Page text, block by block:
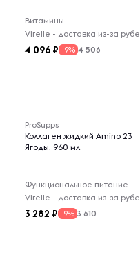
Витамины
4 096 -9% 4 506
ProSupps
Коллаген жидкий Amino 23
Ягоды, 960 мл
Функциональное питание
3 282 -9% 3 610